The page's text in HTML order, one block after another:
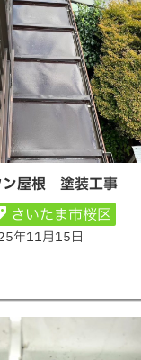
根 塗装工事
屋根 塗装工事
さいたま市桜区
年11月15日